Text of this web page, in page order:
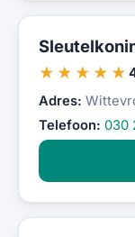
★★★★★
Adres:
Telefoon: 030